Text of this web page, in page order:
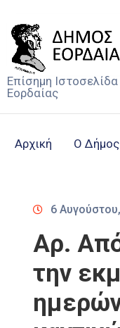
Επίσημη
Εορδαίας
Αρχική Ο Δήμος
6
Αρ.
την